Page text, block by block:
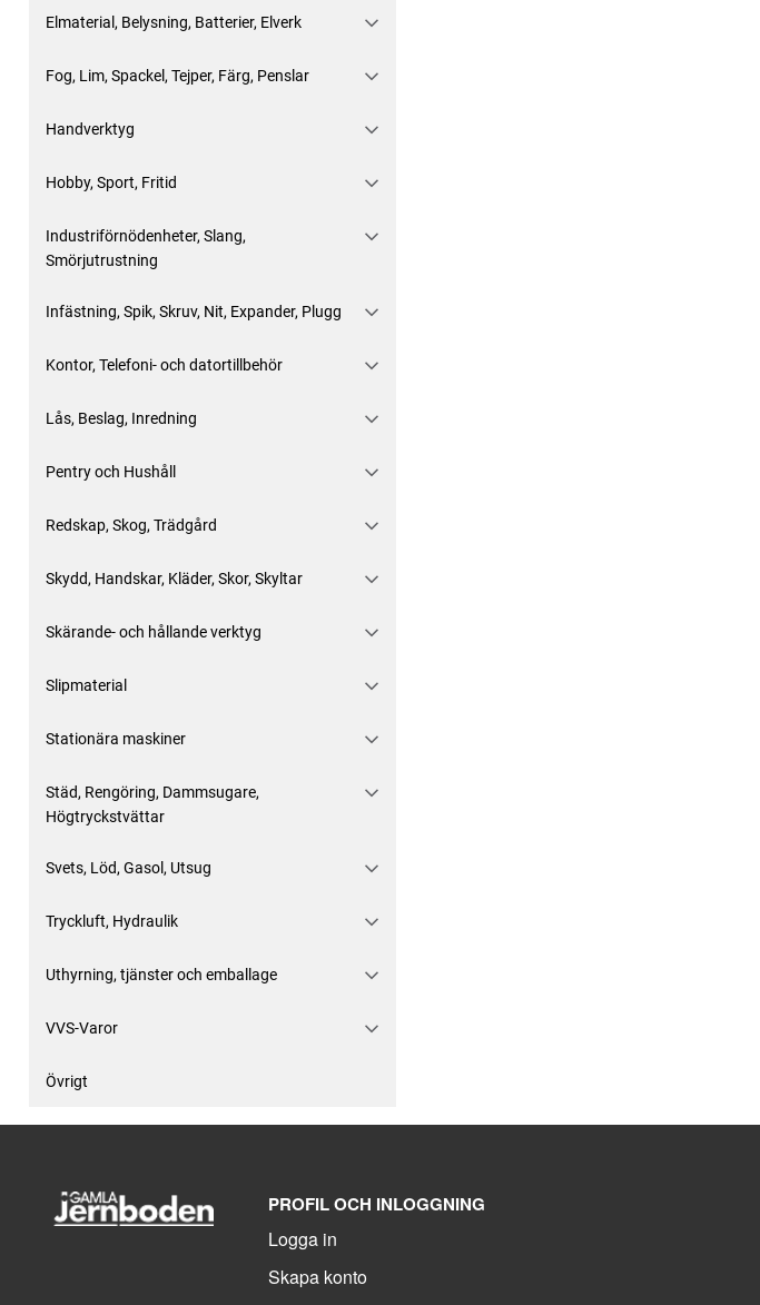
Elmaterial, Belysning, Batterier, Elverk
Fog, Lim, Spackel, Tejper, Färg, Penslar
Handverktyg
Hobby, Sport, Fritid
Industriförnödenheter, Slang,
Smörjutrustning
Infästning, Spik, Skruv, Nit, Expander, Plugg
Kontor, Telefoni- och datortillbehör
Lås, Beslag, Inredning
Pentry och Hushåll
Redskap, Skog, Trädgård
Skydd, Handskar, Kläder, Skor, Skyltar
Skärande- och hållande verktyg
Slipmaterial
Stationära maskiner
Städ, Rengöring, Dammsugare,
Högtryckstvättar
Svets, Löd, Gasol, Utsug
Tryckluft, Hydraulik
Uthyrning, tjänster och emballage
VVS-Varor
Övrigt
PROFIL OCH INLOGGNING
Logga in
Skapa konto